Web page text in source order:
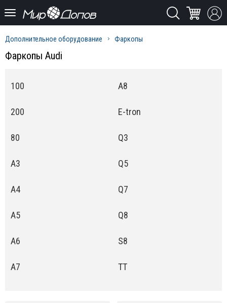
Дополнительное оборудование Фаркопы
Фаркопы Audi
100
200
80
A3
A4
A5
A6
A7
A8
E-tron
Q3
Q5
Q7
Q8
S8
TT